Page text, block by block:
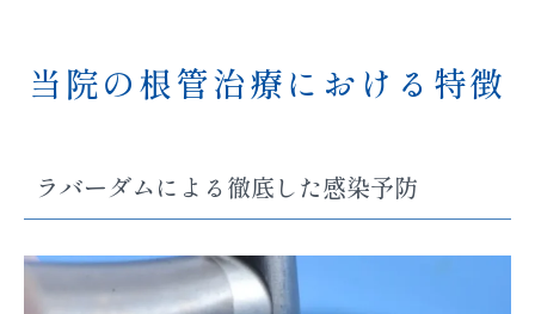
当院の根管治療における特徴
ラバーダムによる徹底した感染予防